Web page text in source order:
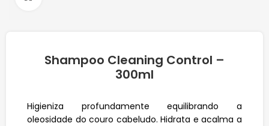
Shampoo Cleaning Control –
300ml
Higieniza profundamente equilibrando a
oleosidade do couro cabeludo. Hidrata e acalma a